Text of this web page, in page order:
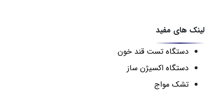
لینک های مفید
دستگاه تست قند خون
دستگاه اکسیژن ساز
تشک مواج